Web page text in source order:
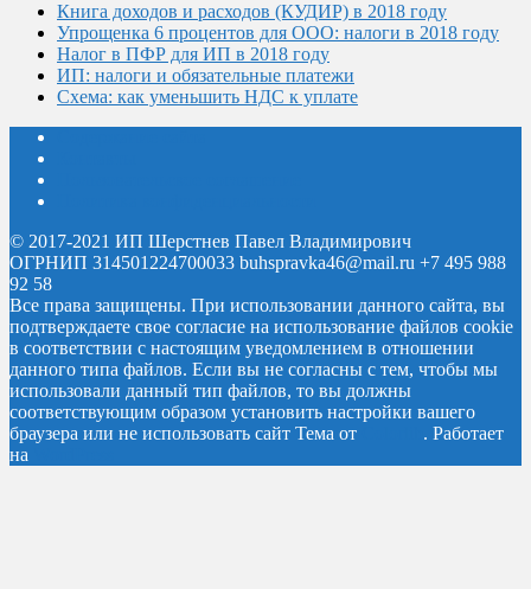
Книга доходов и расходов (КУДИР) в 2018 году
Упрощенка 6 процентов для ООО: налоги в 2018 году
Налог в ПФР для ИП в 2018 году
ИП: налоги и обязательные платежи
Схема: как уменьшить НДС к уплате
© 2017-2021 ИП Шерстнев Павел Владимирович
ОГРНИП 314501224700033 buhspravka46@mail.ru +7 495 988
92 58
Все права защищены. При использовании данного сайта, вы
подтверждаете свое согласие на использование файлов cookie
в соответствии с настоящим уведомлением в отношении
данного типа файлов. Если вы не согласны с тем, чтобы мы
использовали данный тип файлов, то вы должны
соответствующим образом установить настройки вашего
браузера или не использовать сайт Тема от
. Работает
на